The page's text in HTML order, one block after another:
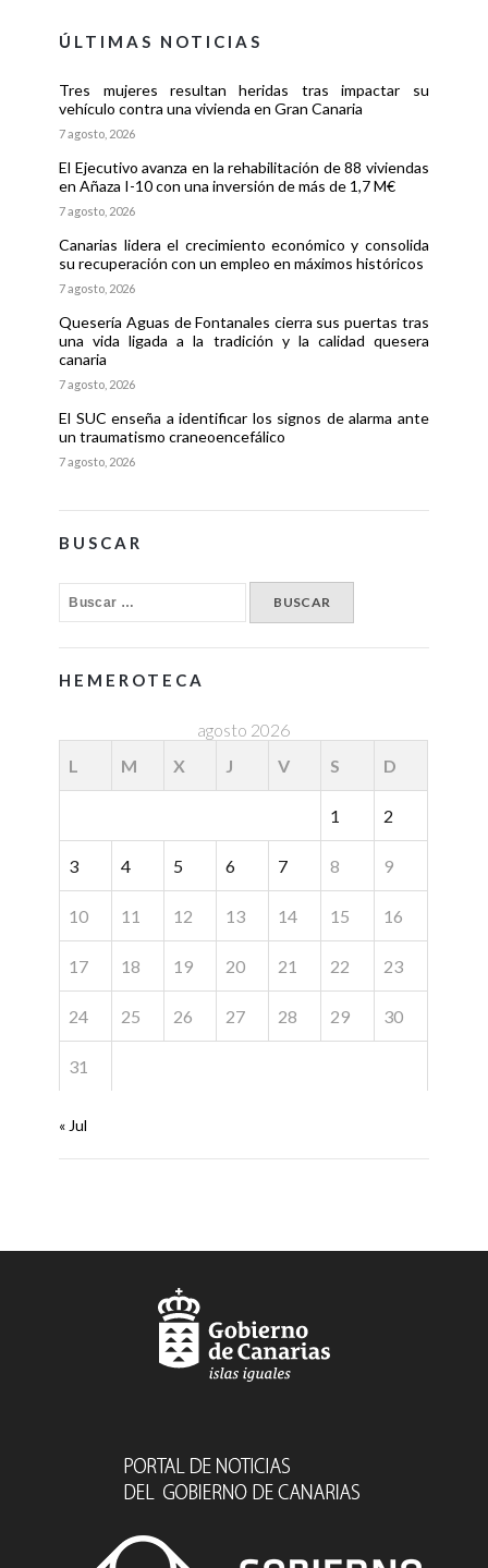
ÚLTIMAS NOTICIAS
Tres mujeres resultan heridas tras impactar su
vehículo contra una vivienda en Gran Canaria
7 agosto, 2026
El Ejecutivo avanza en la rehabilitación de 88 viviendas
en Añaza I-10 con una inversión de más de 1,7 M€
7 agosto, 2026
Canarias lidera el crecimiento económico y consolida
su recuperación con un empleo en máximos históricos
7 agosto, 2026
Quesería Aguas de Fontanales cierra sus puertas tras
una vida ligada a la tradición y la calidad quesera
canaria
7 agosto, 2026
El SUC enseña a identificar los signos de alarma ante
un traumatismo craneoencefálico
7 agosto, 2026
BUSCAR
HEMEROTECA
agosto 2026
L
M X J V S D
1 2
3 4 5 6 7 8 9
10 11 12 13 14 15 16
17 18 19 20 21 22 23
24 25 26 27 28 29 30
31
« Jul